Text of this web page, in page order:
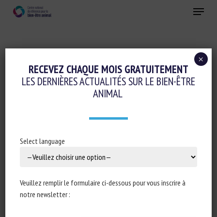
Menu
Réglementation
LES CLAUSES-MIROIRS : QUELS MOYENS
EUROPÉENNES DE BIEN-ÊTRE ANIMAL
AGRICOLES ET ALIMENTAIRES ?
RECEVEZ CHAQUE MOIS GRATUITEMENT
LES DERNIÈRES ACTUALITÉS SUR LE BIEN-ÊTRE
ANIMAL
Select language
Veuillez remplir le formulaire ci-dessous pour vous inscrire à
notre newsletter :
×